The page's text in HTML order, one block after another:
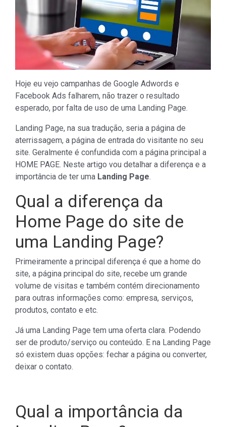
Hoje eu vejo campanhas de Google Adwords e
Facebook Ads falharem, não trazer o resultado
esperado, por falta de uso de uma Landing Page.
Landing Page, na sua tradução, seria a página de
aterrissagem, a página de entrada do visitante no seu
site. Geralmente é confundida com a página principal a
HOME PAGE. Neste artigo vou detalhar a diferença e a
importância de ter uma Landing Page.
Qual a diferença da
Home Page do site de
uma Landing Page?
Primeiramente a principal diferença é que a home do
site, a página principal do site, recebe um grande
volume de visitas e também contém direcionamento
para outras informações como: empresa, serviços,
produtos, contato e etc.
Já uma Landing Page tem uma oferta clara. Podendo
ser de produto/serviço ou conteúdo. E na Landing Page
só existem duas opções: fechar a página ou converter,
deixar o contato.
Qual a importância da